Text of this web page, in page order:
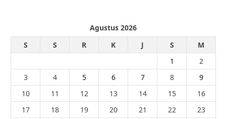
Agustus 2026
S
S R K J S
M
1
2
3
4 5 6 7 8
9
10
11 12 13 14 15
16
17
18 19 20 21 22 23